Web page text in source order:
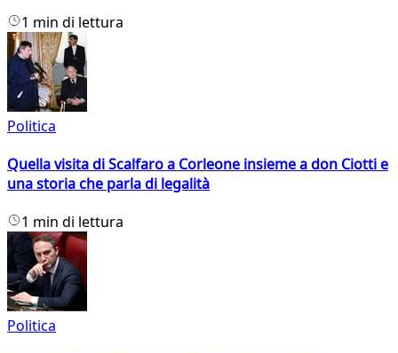
1 min di lettura
Politica
Quella visita di Scalfaro a Corleone insieme a don Ciotti e
una storia che parla di legalità
1 min di lettura
Politica